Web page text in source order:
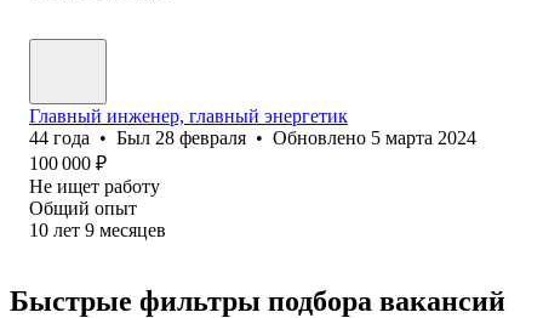
Главный инженер, главный энергетик
44 года • Был 28 февраля • Обновлено 5 марта 2024
100 000 ₽
Не ищет работу
Общий опыт
10 лет 9 месяцев
Быстрые фильтры подбора вакансий